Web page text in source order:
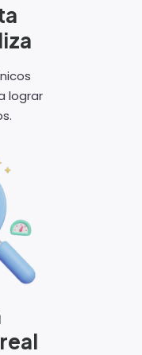
lograr